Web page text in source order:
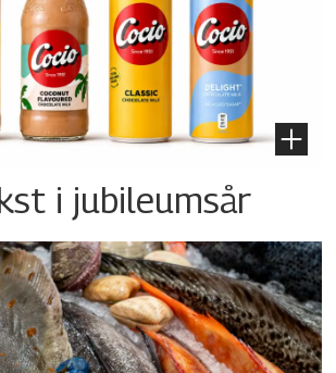
i jubileumsår